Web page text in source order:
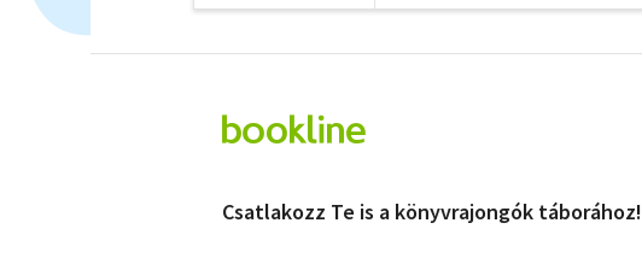
Csatlakozz Te is a könyvrajongók táborához!